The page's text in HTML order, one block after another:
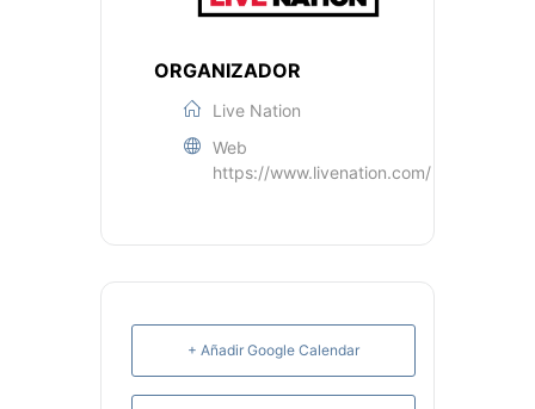
ORGANIZADOR
Live Nation
Web
https://www.livenation.com/
+ Añadir Google Calendar